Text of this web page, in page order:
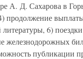
А. Д. Сахарова в
выплаты
6)
железнодорожных
публикации